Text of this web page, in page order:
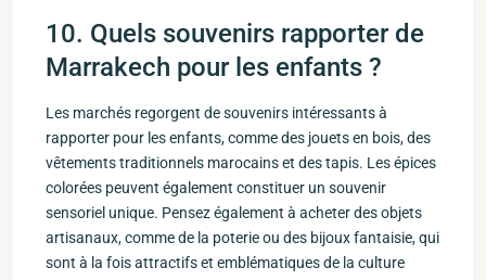
10. Quels souvenirs rapporter de
Marrakech pour les enfants ?
Les marchés regorgent de souvenirs intéressants à
rapporter pour les enfants, ‌comme des jouets en bois, des
vêtements traditionnels marocains et⁤ des tapis.⁤ Les ⁢épices
colorées peuvent également ​constituer un souvenir
sensoriel unique. Pensez également à acheter⁣ des objets
artisanaux,‍ comme‍ de la poterie ou des bijoux fantaisie, qui
sont à la fois attractifs et emblématiques de la culture